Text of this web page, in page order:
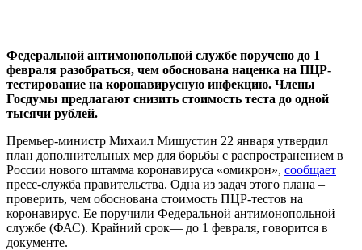
Федеральной антимонопольной службе поручено до 1
февраля разобраться, чем обоснована наценка на ПЦР-
тестирование на коронавирусную инфекцию. Члены
Госдумы предлагают снизить стоимость теста до одной
тысячи рублей.
Премьер-министр Михаил Мишустин 22 января утвердил
план дополнительных мер для борьбы с распространением в
России нового штамма коронавируса «омикрон», сообщает
пресс-служба правительства. Одна из задач этого плана –
проверить, чем обоснована стоимость ПЦР-тестов на
коронавирус. Ее поручили Федеральной антимонопольной
службе (ФАС). Крайний срок— до 1 февраля, говорится в
документе.